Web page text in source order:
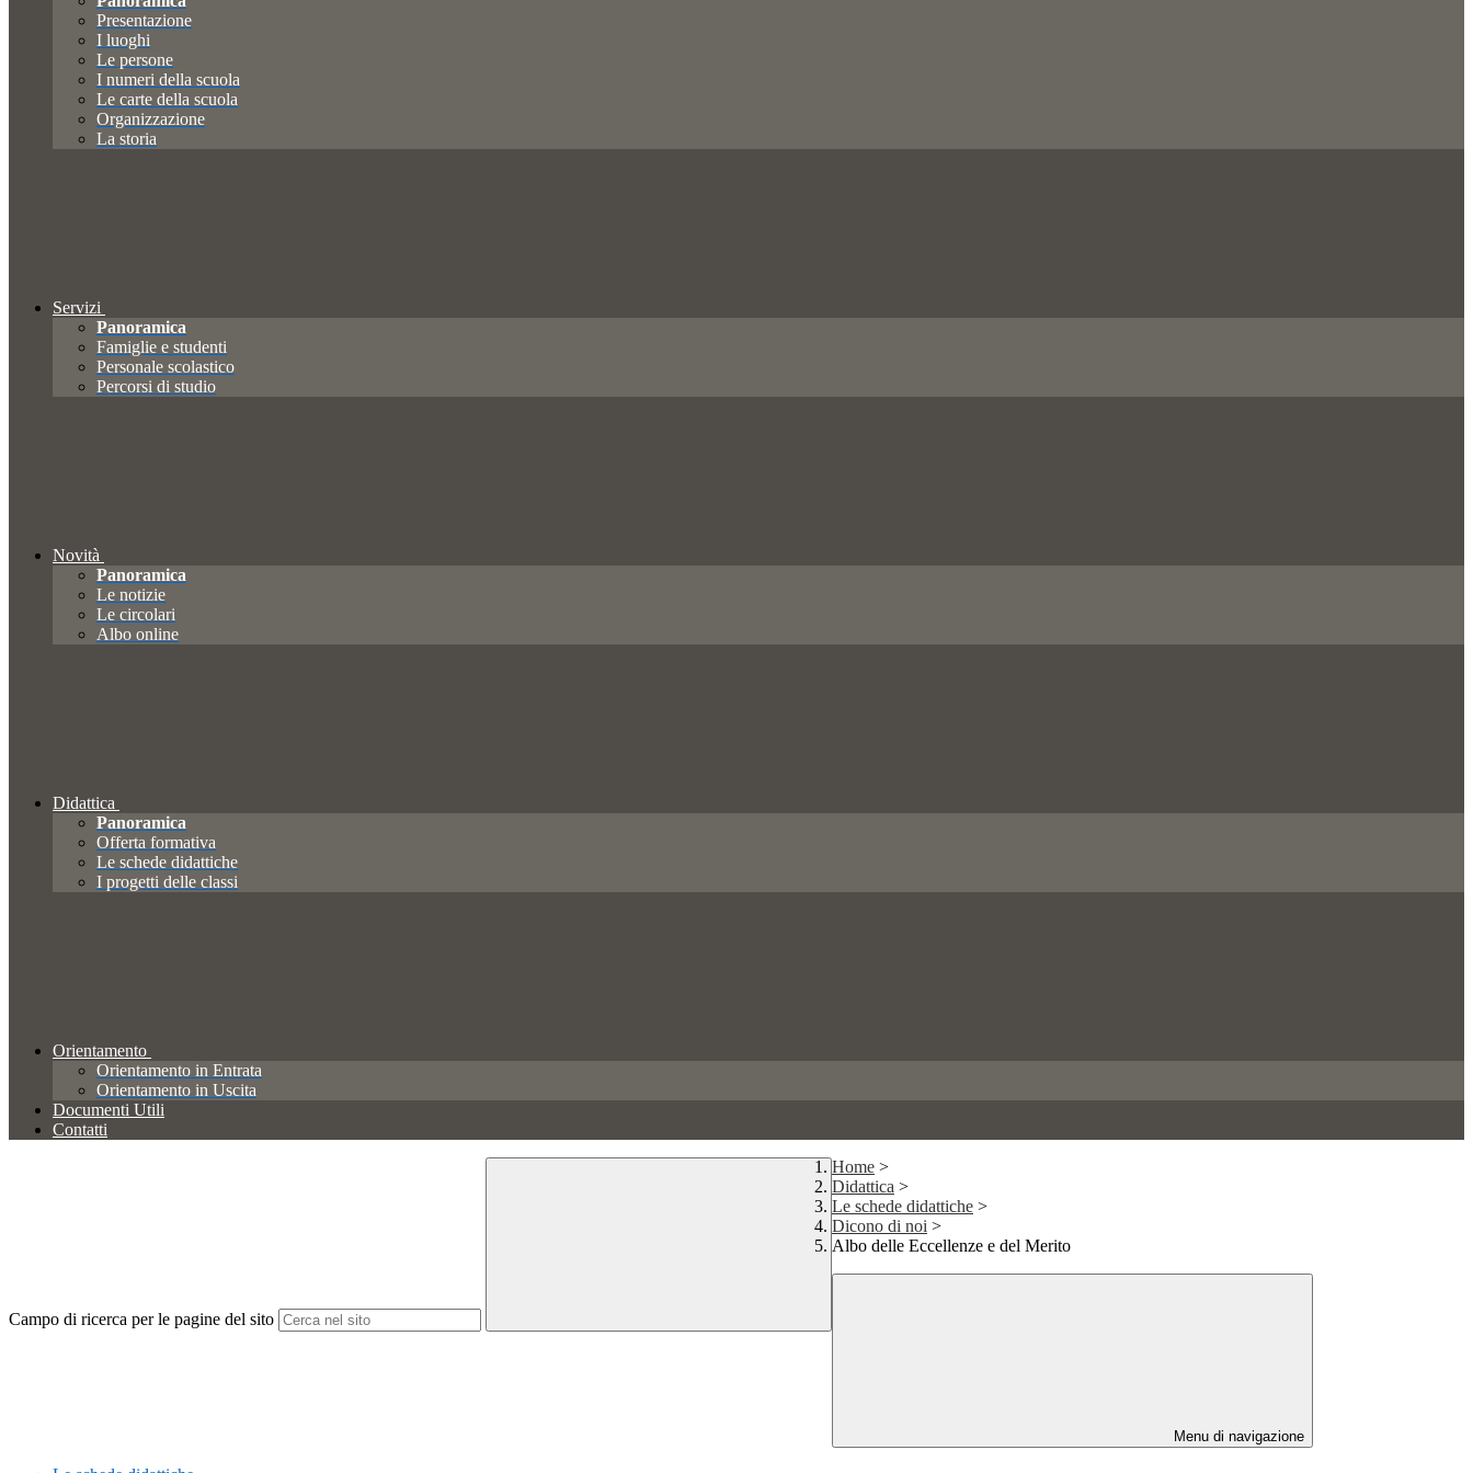
Presentazione
I luoghi
Le persone
I numeri della scuola
Le carte della scuola
Organizzazione
La storia
Servizi
Panoramica
Famiglie e studenti
Personale scolastico
Percorsi di studio
Novità
Panoramica
Le notizie
Le circolari
Albo online
Didattica
Panoramica
Offerta formativa
Le schede didattiche
I progetti delle classi
Orientamento
Orientamento in Entrata
Orientamento in Uscita
Documenti Utili
Contatti
Campo di ricerca per le pagine del sito
Home >
Didattica >
Le schede didattiche >
Dicono di noi >
Albo delle Eccellenze e del Merito
Menu di navigazione